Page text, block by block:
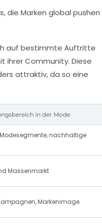
die Marken global pushen
auf bestimmte Auftritte
ihrer Community. Diese
attraktiv, da so eine
in der Mode
nachhaltige
Massenmarkt
Markenimage